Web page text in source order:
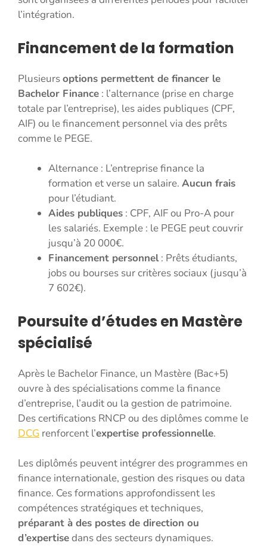
l’intégration.
Financement de la formation
Plusieursoptions permettent de financer le
Bachelor Finance : l’alternance (prise en charge
totale par l’entreprise), les aides publiques (CPF,
AIF) ou le financement personnel via des prêts
comme le PEGE.
Alternance : L’entreprise finance la
formation et verse un salaire. Aucun frais
pour l’étudiant.
Aides publiques : CPF, AIF ou Pro-A pour
les salariés. Exemple : le PEGE peut couvrir
jusqu’à 20 000€.
Financement personnel: Prêts étudiants,
jobs ou bourses sur critères sociaux (jusqu’à
7 602€).
Poursuite d’études en Mastère
spécialisé
Après le Bachelor Finance, un Mastère (Bac+5)
ouvre à des spécialisations comme la finance
d’entreprise, l’audit ou la gestion de patrimoine.
Des certifications RNCP ou des diplômes comme le
DCG renforcent l’expertise professionnelle.
Les diplômés peuvent intégrer des programmes en
finance internationale, gestion des risques ou data
finance. Ces formations approfondissent les
compétences stratégiques et techniques,
préparant à des postes de direction ou
d’expertisedans des secteurs dynamiques.